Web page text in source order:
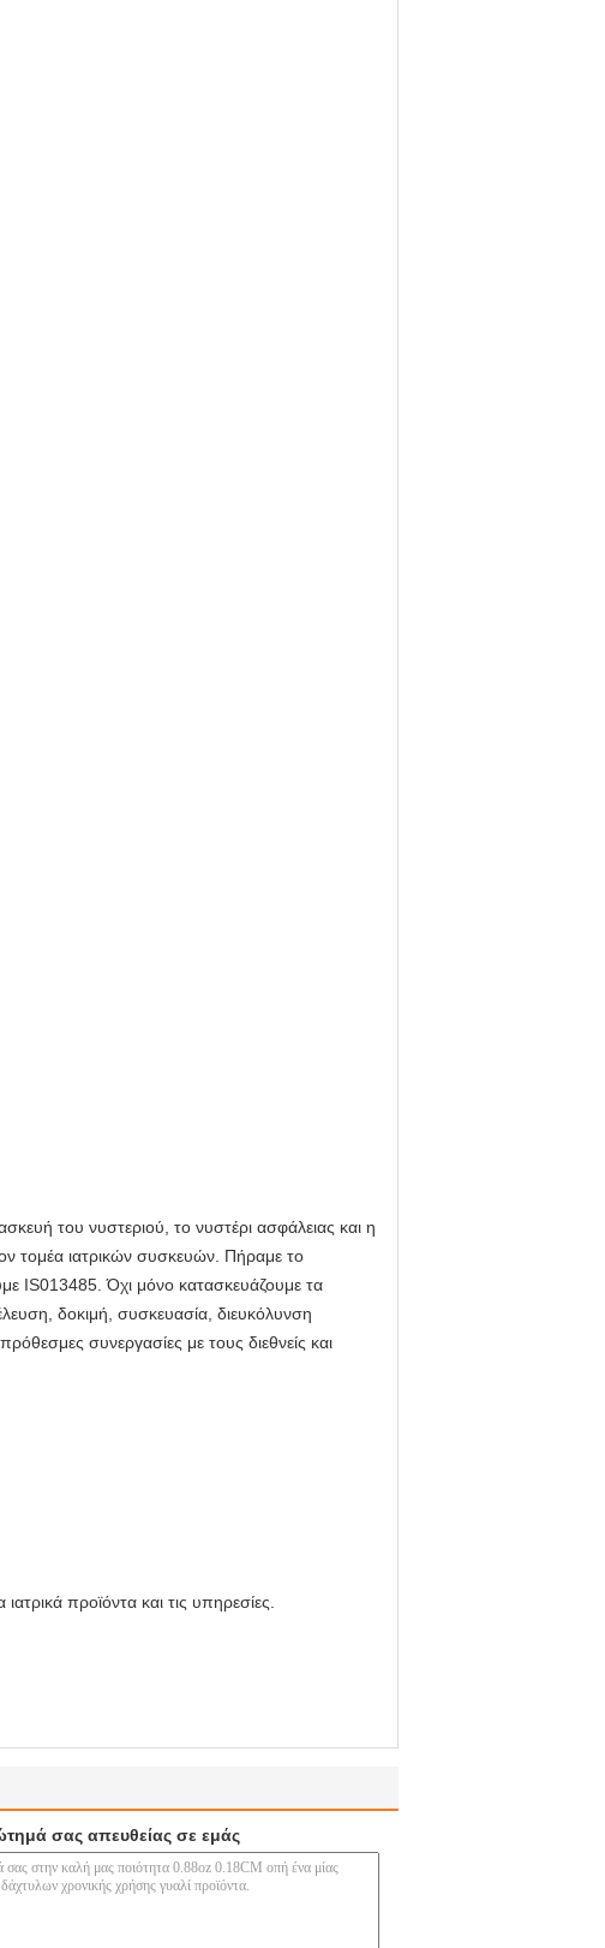
του νυστεριού, το νυστέρι ασφάλειας και η
τομέα ιατρικών συσκευών. Πήραμε το
IS013485. Όχι μόνο κατασκευάζουμε τα
δοκιμή, συσκευασία, διευκόλυνση
συνεργασίες με τους διεθνείς και
προϊόντα και τις υπηρεσίες.
σας απευθείας σε εμάς